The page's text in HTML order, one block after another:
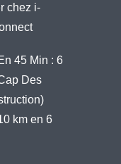
chez i-
45 Min : 6
Des
km en 6